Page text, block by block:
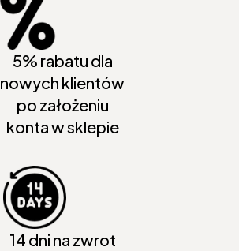
5% rabatu dla
nowych klientów
po założeniu
konta w sklepie
14 dni na zwrot